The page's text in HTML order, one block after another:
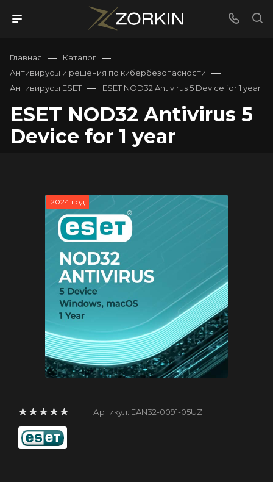
Главная — Каталог —
Антивирусы и решения по кибербезопасности —
Антивирусы ESET — ESET NOD32 Antivirus 5 Device for 1 year
ESET NOD32 Antivirus 5
Device for 1 year
2024 год
Артикул: EAN32-0091-05UZ